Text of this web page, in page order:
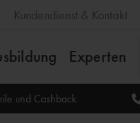
Kundendienst & Kontakt
Experten
und Cashback